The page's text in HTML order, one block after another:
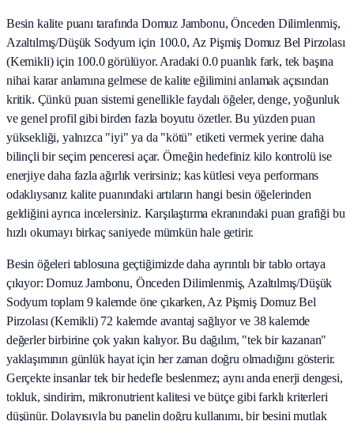
Besin kalite puanı tarafında Domuz Jambonu, Önceden Dilimlenmiş,
Azaltılmış/Düşük Sodyum için 100.0, Az Pişmiş Domuz Bel Pirzolası
(Kemikli) için 100.0 görülüyor. Aradaki 0.0 puanlık fark, tek başına
nihai karar anlamına gelmese de kalite eğilimini anlamak açısından
kritik. Çünkü puan sistemi genellikle faydalı öğeler, denge, yoğunluk
ve genel profil gibi birden fazla boyutu özetler. Bu yüzden puan
yüksekliği, yalnızca "iyi" ya da "kötü" etiketi vermek yerine daha
bilinçli bir seçim penceresi açar. Örneğin hedefiniz kilo kontrolü ise
enerjiye daha fazla ağırlık verirsiniz; kas kütlesi veya performans
odaklıysanız kalite puanındaki artıların hangi besin öğelerinden
geldiğini ayrıca incelersiniz. Karşılaştırma ekranındaki puan grafiği bu
hızlı okumayı birkaç saniyede mümkün hale getirir.
Besin öğeleri tablosuna geçtiğimizde daha ayrıntılı bir tablo ortaya
çıkıyor: Domuz Jambonu, Önceden Dilimlenmiş, Azaltılmış/Düşük
Sodyum toplam 9 kalemde öne çıkarken, Az Pişmiş Domuz Bel
Pirzolası (Kemikli) 72 kalemde avantaj sağlıyor ve 38 kalemde
değerler birbirine çok yakın kalıyor. Bu dağılım, "tek bir kazanan"
yaklaşımının günlük hayat için her zaman doğru olmadığını gösterir.
Gerçekte insanlar tek bir hedefle beslenmez; aynı anda enerji dengesi,
tokluk, sindirim, mikronutrient kalitesi ve bütçe gibi farklı kriterleri
düşünür. Dolayısıyla bu panelin doğru kullanımı, bir besini mutlak